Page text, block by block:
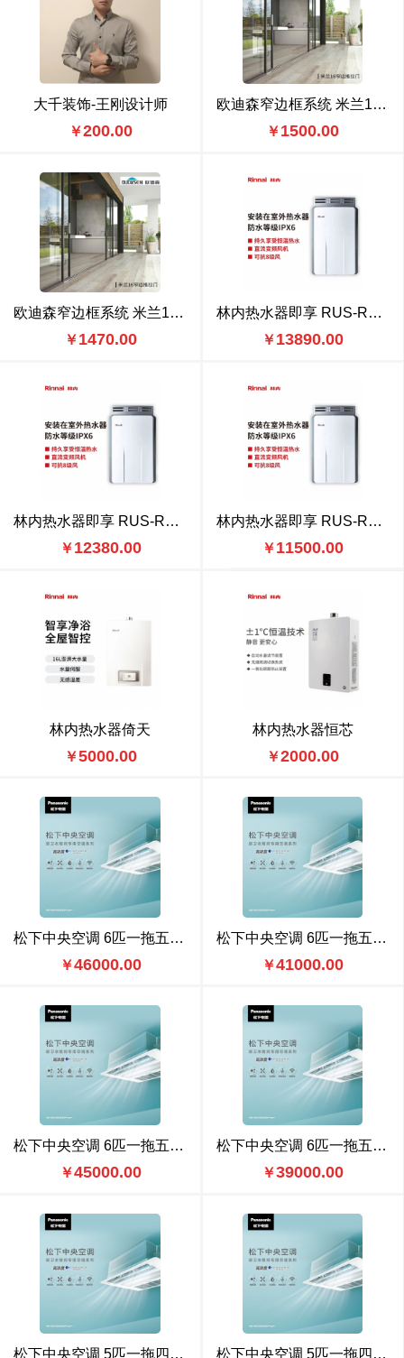
大千装饰-王刚设计师
￥200.00
欧迪森窄边框系统 米兰16窄边平开门
￥1500.00
欧迪森窄边框系统 米兰16窄边推拉门
￥1470.00
林内热水器即享 RUS-R24E65ARF
￥13890.00
林内热水器即享 RUS-R20E65ARF
￥12380.00
林内热水器即享 RUS-R16E65ARF
￥11500.00
林内热水器倚天
￥5000.00
林内热水器恒芯
￥2000.00
松下中央空调 6匹一拖五（CU-ME54BS6N） 豪华款
￥46000.00
松下中央空调 6匹一拖五（CU-ME54BS6N） 标准款
￥41000.00
松下中央空调 6匹一拖五（CU-ME54BS6） 豪华款
￥45000.00
松下中央空调 6匹一拖五（CU-ME54BS6） 标准款
￥39000.00
松下中央空调 5匹一拖四（CU-ME45BS6N 豪华款
松下中央空调 5匹一拖四（CU-ME45BS6N 标准款